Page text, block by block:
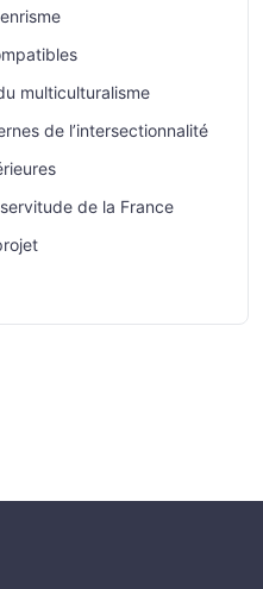
multiculturalisme
de l’intersectionnalité
de la France